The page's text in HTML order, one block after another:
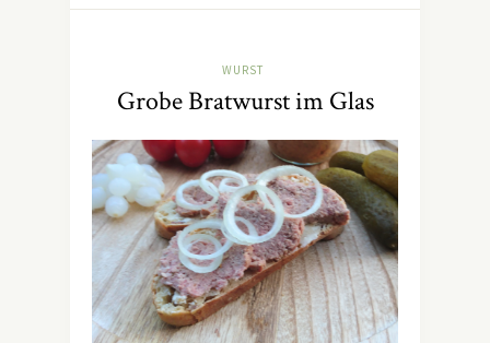
WURST
Grobe Bratwurst im Glas